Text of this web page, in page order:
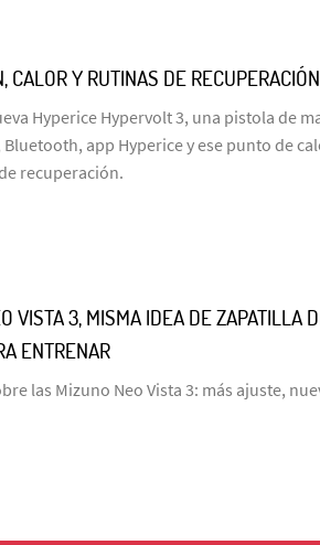
CALOR Y RUTINAS DE
Hyperice Hypervolt 3, una pistola de
app Hyperice y ese punto de
recuperación.
VISTA 3, MISMA IDEA DE ZAPATILLA
ENTRENAR
las Mizuno Neo Vista 3: más ajuste,